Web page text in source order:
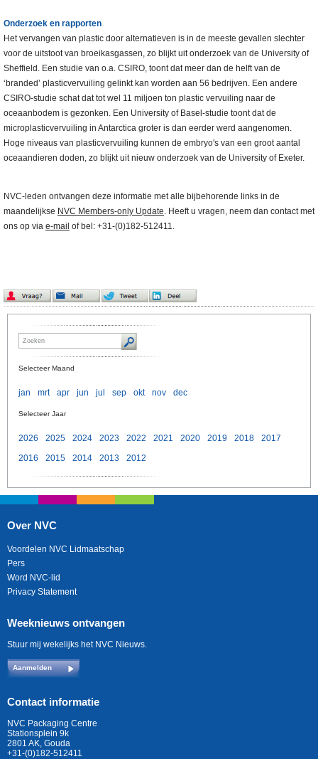
Onderzoek en rapporten
Het vervangen van plastic door alternatieven is in de meeste gevallen slechter
voor de uitstoot van broeikasgassen, zo blijkt uit onderzoek van de University of
Sheffield. Een studie van o.a. CSIRO, toont dat meer dan de helft van de
‘branded’ plasticvervuiling gelinkt kan worden aan 56 bedrijven. Een andere
CSIRO-studie schat dat tot wel 11 miljoen ton plastic vervuiling naar de
oceaanbodem is gezonken. Een University of Basel-studie toont dat de
microplasticvervuiling in Antarctica groter is dan eerder werd aangenomen.
Hoge niveaus van plasticvervuiling kunnen de embryo's van een groot aantal
oceaandieren doden, zo blijkt uit nieuw onderzoek van de University of Exeter.
NVC-leden ontvangen deze informatie met alle bijbehorende links in de
maandelijkse NVC Members-only Update. Heeft u vragen, neem dan contact met
ons op via e-mail of bel: +31-(0)182-512411.
Selecteer Maand
jan mrt apr jun jul sep okt nov dec
Selecteer Jaar
2026 2025 2024 2023 2022 2021 2020 2019 2018
2017
2016
2015 2014 2013 2012
Over NVC
Voordelen NVC Lidmaatschap
Pers
Word NVC-lid
Privacy Statement
Weeknieuws ontvangen
Stuur mij wekelijks het NVC Nieuws.
Aanmelden
Contact informatie
NVC Packaging Centre
Stationsplein 9k
2801 AK, Gouda
+31-(0)182-512411